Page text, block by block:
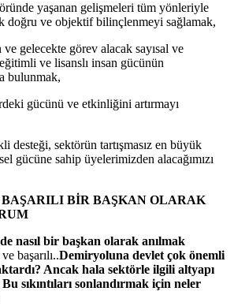
yaşanan gelişmeleri tüm yönleriyle
doğru ve objektif bilinçlenmeyi sağlamak,
görev alacak sayısal ve
ve lisanslı insan gücünün
bulunmak,
gücünü ve etkinliğini artırmayı
desteği, sektörün tartışmasız en büyük
gücüne sahip üyelerimizden alacağımızı
BİR BAŞKAN OLARAK
nasıl bir başkan olarak anılmak
başarılı..Demiryoluna devlet çok önemli
Ancak hala sektörle ilgili altyapı
Bu sıkıntıları sonlandırmak için neler